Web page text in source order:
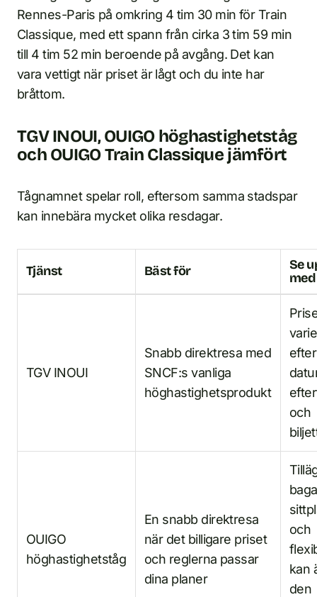
Rennes-Paris på omkring 4 tim 30 min för Train
Classique, med ett spann från cirka 3 tim 59 min
till 4 tim 52 min beroende på avgång. Det kan
vara vettigt när priset är lågt och du inte har
bråttom.
TGV INOUI, OUIGO höghastighetståg
och OUIGO Train Classique jämfört
Tågnamnet spelar roll, eftersom samma stadspar
kan innebära mycket olika resdagar.
Tjänst Bäst för
Se
med
TGV INOUI
Snabb direktresa med
SNCF:s vanliga
höghastighetsprodukt
efter
och
OUIGO
höghastighetståg
En snabb direktresa
när det billigare priset
och reglerna passar
dina planer
och
kan
den